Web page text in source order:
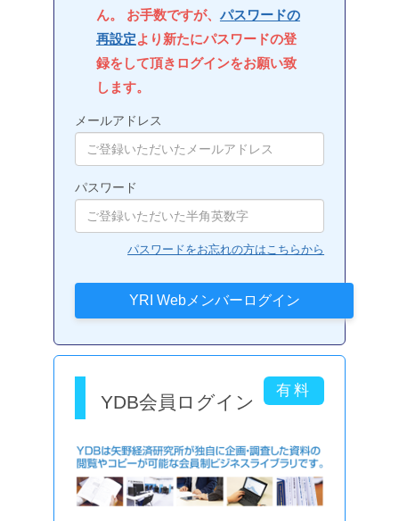
ん。 お手数ですが、 パスワードの
再設定より新たにパスワードの登
録をして頂きログインをお願い致
します。
メールアドレス
パスワード
パスワードをお忘れの方はこちらから
YDB会員ログイン